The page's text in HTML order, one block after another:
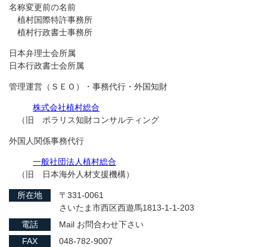
名称変更前の名前
植村国際特許事務所
植村行政書士事務所
日本弁理士会所属
日本行政書士会所属
管理運営（ＳＥＯ）・事務代行・外国知財
株式会社植村総合
（旧 ポラリス知財コンサルティング
外国人関係事務代行
一般社団法人植村総合
（旧 日本海外人材支援機構）
所在地
〒331-0061
さいたま市西区西遊馬1813-1-1-203
電話
Mail お問合わせ下さい
FAX
048-782-9007